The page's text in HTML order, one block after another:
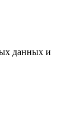
данных и